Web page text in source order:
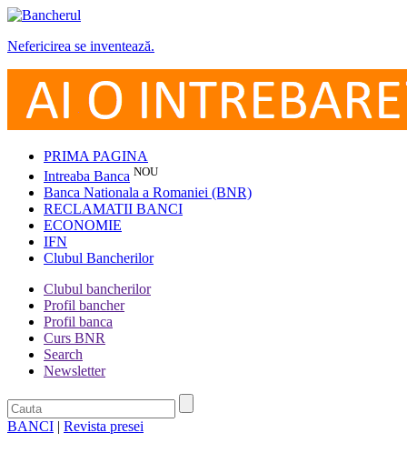
Nefericirea se inventează.
PRIMA PAGINA
Intreaba Banca NOU
Banca Nationala a Romaniei (BNR)
RECLAMATII BANCI
ECONOMIE
IFN
Clubul Bancherilor
Clubul bancherilor
Profil bancher
Profil banca
Curs BNR
Search
Newsletter
BANCI | Revista presei